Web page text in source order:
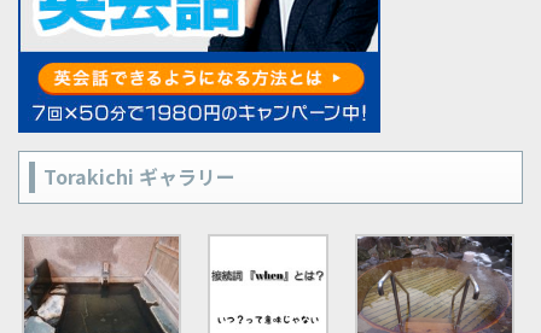
Torakichi ギャラリー